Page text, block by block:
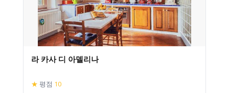
라 카사 디 아델리나
★ 평점 10